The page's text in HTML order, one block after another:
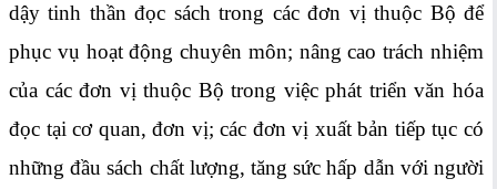
dậy tinh thần đọc sách trong các đơn vị thuộc Bộ để
phục vụ hoạt động chuyên môn; nâng cao trách nhiệm
của các đơn vị thuộc Bộ trong việc phát triển văn hóa
đọc tại cơ quan, đơn vị; các đơn vị xuất bản tiếp tục có
những đầu sách chất lượng, tăng sức hấp dẫn với người